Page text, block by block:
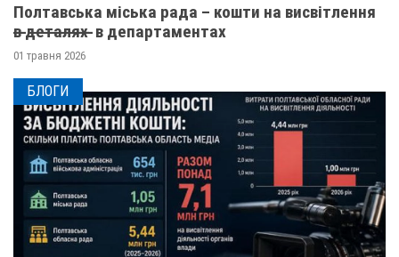
Полтавська міська рада – кошти на висвітлення
в̶ ̶д̶е̶т̶а̶л̶я̶х̶ ̶ в департаментах
01 травня 2026
БЛОГИ